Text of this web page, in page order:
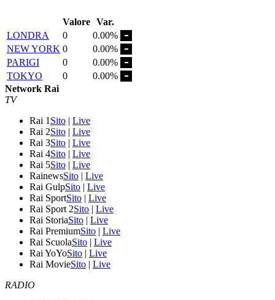
Valore Var.
LONDRA
0
0.00%
NEW YORK 0
0.00%
PARIGI
0
0.00%
TOKYO
0
0.00%
Network Rai
TV
Rai 1 Sito | Live
Rai 2Sito | Live
Rai 3Sito | Live
Rai 4Sito | Live
Rai 5Sito | Live
RainewsSito | Live
Rai GulpSito | Live
Rai SportSito | Live
Rai Sport 2Sito | Live
Rai StoriaSito | Live
Rai PremiumSito | Live
Rai ScuolaSito | Live
Rai YoYoSito | Live
Rai MovieSito | Live
RADIO